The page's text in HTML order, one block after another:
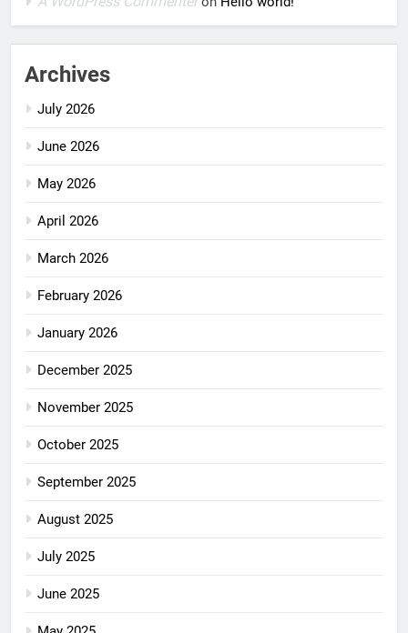
Archives
July 2026
June 2026
May 2026
April 2026
March 2026
February 2026
January 2026
December 2025
November 2025
October 2025
September 2025
August 2025
July 2025
June 2025